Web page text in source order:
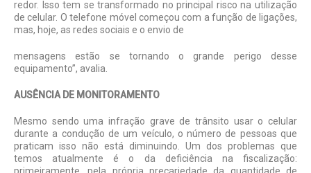
redor. Isso tem se transformado no principal risco na utilização
de celular. O telefone móvel começou com a função de ligações,
mas, hoje, as redes sociais e o envio de
mensagens estão se tornando o grande perigo desse
equipamento”, avalia.
AUSÊNCIA DE MONITORAMENTO
Mesmo sendo uma infração grave de trânsito usar o celular
durante a condução de um veículo, o número de pessoas que
praticam isso não está diminuindo. Um dos problemas que
temos atualmente é o da deficiência na fiscalização: